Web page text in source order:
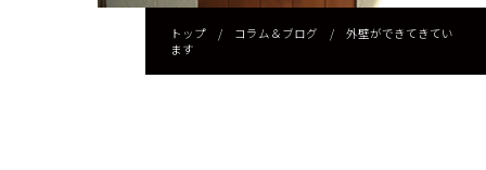
トップ/ コラム＆ブログ / 外壁ができてきてい
ます